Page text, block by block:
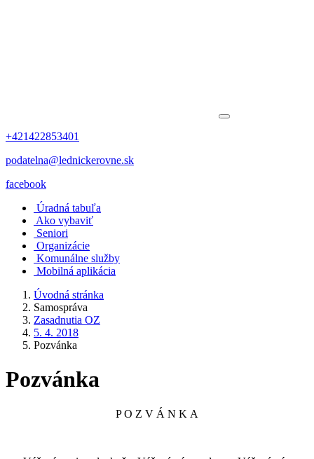
+421422853401
podatelna@lednickerovne.sk
facebook
Úradná tabuľa
Ako vybaviť
Seniori
Organizácie
Komunálne služby
Mobilná aplikácia
Úvodná stránka
Samospráva
Zasadnutia OZ
5. 4. 2018
Pozvánka
Pozvánka
P O Z V Á N K A